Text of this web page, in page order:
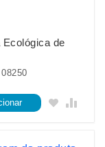
Ecológica de